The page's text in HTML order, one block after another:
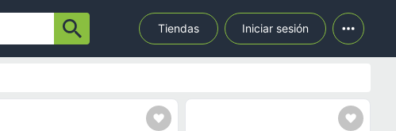
Tiendas Iniciar sesión